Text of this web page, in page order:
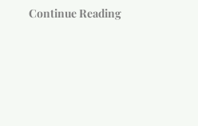
Continue Reading